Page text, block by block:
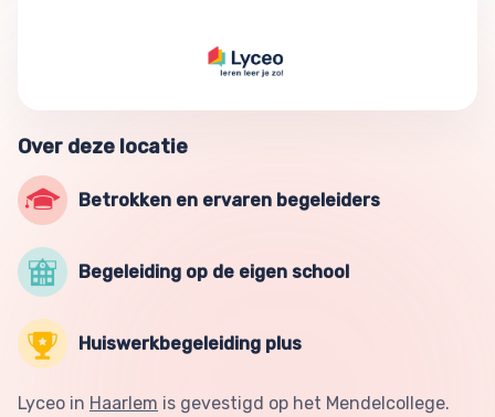
Over deze locatie
Betrokken en ervaren begeleiders
Begeleiding op de eigen school
Huiswerkbegeleiding plus
Lyceo in Haarlem is gevestigd op het Mendelcollege.